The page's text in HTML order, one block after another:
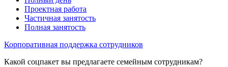
Проектная работа
Частичная занятость
Полная занятость
Корпоративная поддержка сотрудников
Какой соцпакет вы предлагаете семейным сотрудникам?